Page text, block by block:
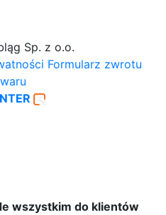
Sp. z o.o.
Formularz zwrotu
wszystkim do klientów